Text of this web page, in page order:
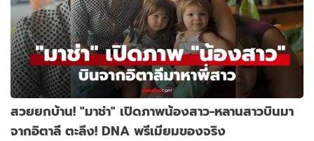
สวยยกบ้าน! "มาช่า" เปิดภาพน้องสาว-หลานสาวบินมา
จากอิตาลี ตะลึง! DNA พรีเมียมของจริง